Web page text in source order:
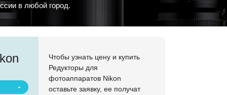
в любой город.
Чтобы узнать цену и купить
Редукторы для
фотоаппаратов Nikon
оставьте заявку, ее получат